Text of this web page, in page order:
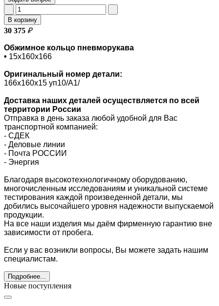
В корзину
30 375 ₽
Обжимное кольцо пневморукава
• 15х160х166
Оригинальный номер детали:
166х160х15 уп10/A1/
Доставка наших деталей осуществляется по всей
территории России
Отправка в день заказа любой удобной для Вас
транспортной компанией:
- СДЕК
- Деловые линии
- Почта РОССИИ
- Энергия
Благодаря высокотехнологичному оборудованию,
многочисленным исследованиям и уникальной системе
тестирования каждой произведенной детали, мы
добились высочайшего уровня надежности выпускаемой
продукции.
На все наши изделия мы даём фирменную гарантию вне
зависимости от пробега.
Если у вас возникли вопросы, Вы можете задать нашим
специалистам.
Подробнее...
Новые поступления